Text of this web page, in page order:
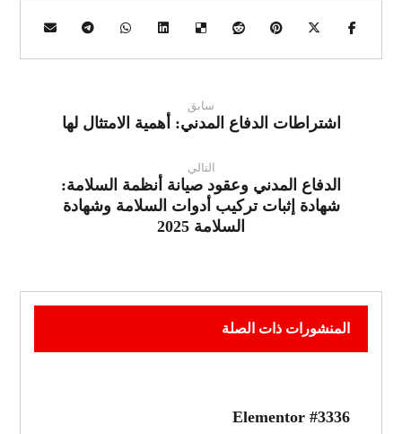
سابق
اشتراطات الدفاع المدني: أهمية الامتثال لها
التالي
الدفاع المدني وعقود صيانة أنظمة السلامة:
شهادة إثبات تركيب أدوات السلامة وشهادة
السلامة 2025
المنشورات ذات الصلة
Elementor #3336